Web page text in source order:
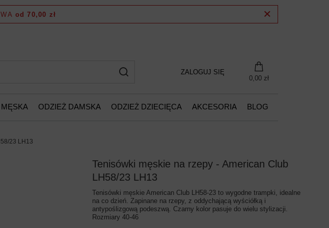
od 70,00 zł
ZALOGUJ SIĘ
0,00 zł
ODZIEŻ DAMSKA ODZIEŻ DZIECIĘCA AKCESORIA BLOG
23 LH13
Tenisówki męskie na rzepy - American Club
LH58/23 LH13
Tenisówki męskie American Club LH58-23 to wygodne trampki, idealne
na co dzień. Zapinane na rzepy, z oddychającą wyściółką i
antypoślizgową podeszwą. Czarny kolor pasuje do wielu stylizacji.
Rozmiary 40-46